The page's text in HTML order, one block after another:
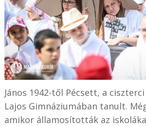
János 1942-től Pécsett, a
Lajos Gimnáziumában tanult.
amikor államosították az